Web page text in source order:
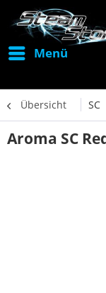
Menü
Übersicht SC
Aroma SC